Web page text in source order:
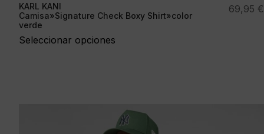
KARL KANI
Camisa»Signature Check Boxy Shirt»color
verde
Seleccionar opciones
69,95 €